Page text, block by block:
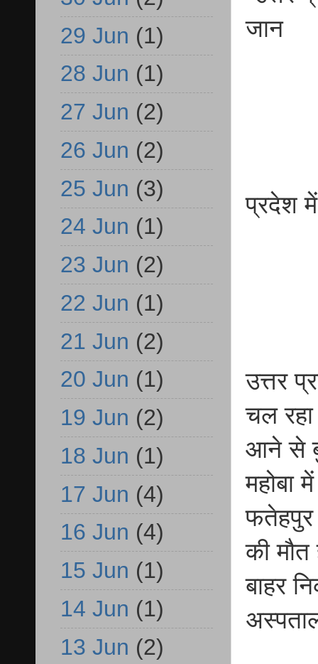
जान
प्रदेश
उत्तर
चल
आने से
महोबा
फतेहपुर
की
बाहर
29 Jun (1)
28 Jun (1)
27 Jun (2)
26 Jun (2)
25 Jun (3)
24 Jun (1)
23 Jun (2)
22 Jun (1)
21 Jun (2)
20 Jun (1)
19 Jun (2)
18 Jun (1)
17 Jun (4)
16 Jun (4)
15 Jun (1)
14 Jun (1)
13 Jun (2)